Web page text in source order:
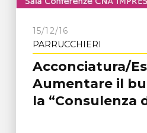
15/12/16
PARRUCCHIERI
Acconciatura/
Aumentare il
la “Consulenza